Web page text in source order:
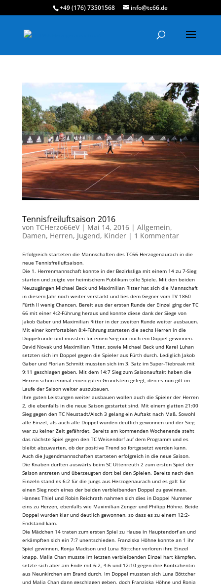
+49 (176) 73501568 info@tc66.de
Tennisfreiluftsaison 2016
von TCHerzo66eV| Mai 14, 2016| Allgemein,
Damen, Herren, Jugend, Kinder| 1 Kommentar
Erfolgreich starteten die Mannschaften des TC66 Herzogenaurach in die
neue Tennisfreiluftsaison.
Die 1. Herrenmannschaft konnte in der Bezirksliga mit einem 14 zu 7-Sieg
starten und zeigte vor heimischem Publikum tolle Spiele. Mit den beiden
Neuzugängen Michael Beck und Maximilian Ritter hat sich die Mannschaft
in diesem Jahr noch weiter verstärkt und lies dem Gegner vom TV 1860
Fürth II wenig Chancen. Bereit aus der ersten Runde der Einzel ging der TC
66 mit einer 4:2-Führung heraus und konnte diese dank der Siege von
Jakob Gaber und Maximilian Ritter in der zweiten Runde weiter ausbauen.
Mit einer komfortablen 8:4-Führung starteten die sechs Herren in die
Doppelrunde und mussten für einen Sieg nur noch ein Doppel gewinnen.
David Novak und Maximilian Ritter, sowie Michael Beck und Karel Luhan
setzten sich im Doppel gegen die Spieler aus Fürth durch. Lediglich Jakob
Gaber und Florian Schmitt mussten sich im 3. Satz im Super-Tiebreak mit
9:11 geschlagen geben. Mit dem 14:7 Sieg zum Saisonauftakt haben die
Herren schon einmal einen guten Grundstein gelegt, den es nun gilt im
Laufe der Saison weiter auszubauen.
Ihre guten Leistungen weiter ausbauen wollen auch die Spieler der Herren
2, die ebenfalls in die neue Saison gestartet sind. Mit einem glatten 21:00
Sieg gegen den TC Neustadt/Aisch 3 gelang ein Auftakt nach Maß. Sowohl
alle Einzel, als auch alle Doppel wurden deutlich gewonnen und der Sieg
war zu keiner Zeit gefährdet. Bereits am kommenden Wochenende steht
das nächste Spiel gegen den TC Weisendorf auf dem Programm und es
bleibt abzuwarten, ob der positive Trend so fortgesetzt werden kann.
Auch die Jugendmannschaften starteten erfolgreich in die neue Saison.
Die Knaben durften auswärts beim SC Uttenreuth 2 zum ersten Spiel der
Saison antreten und überzeugten dort bei den Spielen. Bereits nach den
Einzeln stand es 6:2 für die Jungs aus Herzogenaurach und es galt für
einen Sieg noch eines der beiden verbleibenden Doppel zu gewinnen.
Hannes Thiel und Robin Reichrath nahmen sich dies in Doppel Nummer
eins zu Herzen, ebenfalls wie Maximilian Zenger und Philipp Höhne. Beide
Doppel wurden klar und deutlich gewonnen, so dass es zu einem 12:2-
Endstand kam.
Die Mädchen 14 traten zum ersten Spiel zu Hause in Hauptendorf an und
erkämpften sich ein 7:7 unentschieden. Franziska Höhne konnte an 1 ihr
Spiel gewinnen, Ronja Madison und Luna Böttcher verloren ihre Einzel
knapp. Malia Chan musste im letzten verbleibenden Einzel hart kämpfen,
setzte sich aber am Ende mit 6:2, 4:6 und 12:10 gegen ihre Kontrahentin
aus Neunkirchen am Brand durch. Im Doppel mussten sich Luna Böttcher
und Malia Chan dann geschlagen geben, doch Franziska Höhne und Ronja